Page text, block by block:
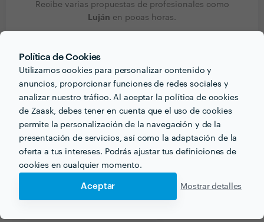
Política de Cookies
Utilizamos cookies para personalizar contenido y
anuncios, proporcionar funciones de redes sociales y
analizar nuestro tráfico. Al aceptar la política de cookies
de Zaask, debes tener en cuenta que el uso de cookies
permite la personalización de la navegación y de la
presentación de servicios, así como la adaptación de la
oferta a tus intereses. Podrás ajustar tus definiciones de
cookies en cualquier momento.
Aceptar Mostrar detalles
Recibe varias propuestas de profesionales como
Luján en pocas horas.
Otros servicios proporcionados por Luján
Paredes de Pladur en valencia
Construcción de Casa en valencia
Colocación de Falso Techo en valencia
Constructor en valencia